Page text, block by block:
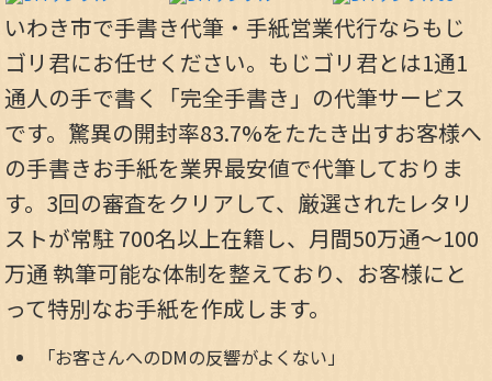
いわき市で手書き代筆・手紙営業代行ならもじ
ゴリ君にお任せください。もじゴリ君とは1通1
通人の手で書く「完全手書き」の代筆サービス
です。驚異の開封率83.7%をたたき出すお客様へ
の手書きお手紙を業界最安値で代筆しておりま
す。3回の審査をクリアして、厳選されたレタリ
ストが常駐 700名以上在籍し、月間50万通～100
万通 執筆可能な体制を整えており、お客様にと
って特別なお手紙を作成します。
「お客さんへのDMの反響がよくない」